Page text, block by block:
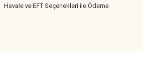
Havale ve EFT Seçenekleri ile Ödeme